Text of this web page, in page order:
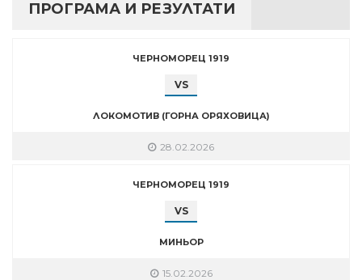
ПРОГРАМА И РЕЗУЛТАТИ
ЧЕРНОМОРЕЦ 1919
VS
ЛОКОМОТИВ (ГОРНА ОРЯХОВИЦА)
28.02.2026
ЧЕРНОМОРЕЦ 1919
VS
МИНЬОР
15.02.2026